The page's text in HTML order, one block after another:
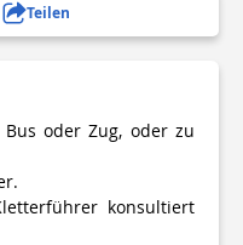
Teilen
oder Zug, oder zu
konsultiert